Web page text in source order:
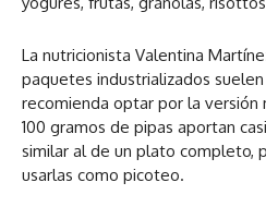
La nutricionista Valentina
paquetes industrializados
recomienda optar por la versión
100 gramos de pipas aportan
similar al de un plato completo,
usarlas como picoteo.